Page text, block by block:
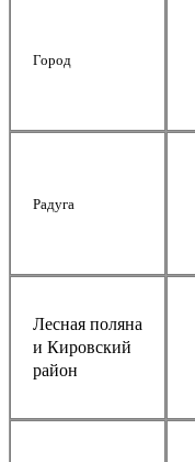
Город
Радуга
Лесная поляна
и Кировский
район